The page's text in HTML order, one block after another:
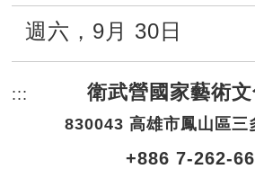
週六 ， 9月 30日
::: 頁尾網站資訊。
衛武營國家藝術
830043 高雄市鳳山區三
+886 7-262-